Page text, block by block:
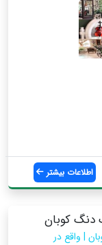
اطلاعات بیشتر
دنگ کوبان
| واقع در